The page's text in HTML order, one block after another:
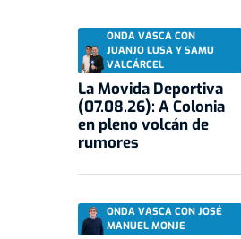
ONDA VASCA CON
JUANJO LUSA Y SAMU
VALCÁRCEL
La Movida Deportiva
(07.08.26): A Colonia
en pleno volcán de
rumores
ONDA VASCA CON JOSÉ
MANUEL MONJE